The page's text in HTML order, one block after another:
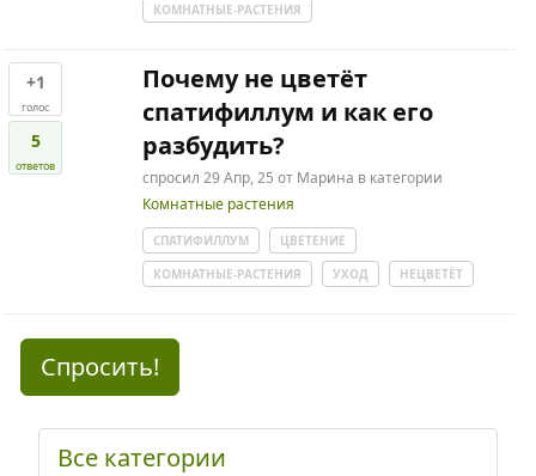
КОМНАТНЫЕ-РАСТЕНИЯ
+1
голос
5
ответов
Почему не цветёт
спатифиллум и как его
разбудить?
спросил 29 Апр, 25 от Марина в категории
Комнатные растения
СПАТИФИЛЛУМ
ЦВЕТЕНИЕ
КОМНАТНЫЕ-РАСТЕНИЯ
УХОД НЕЦВЕТЁТ
Спросить!
Все категории